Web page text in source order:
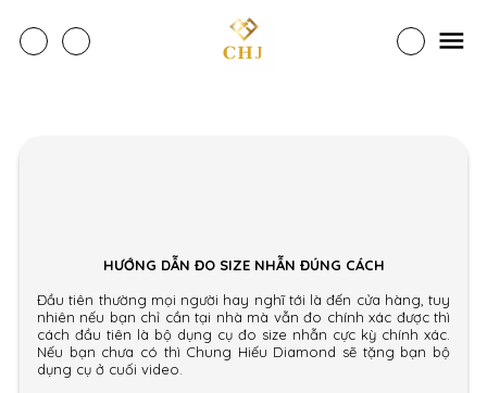
HƯỚNG DẪN ĐO SIZE NHẪN ĐÚNG CÁCH
Đầu tiên thường mọi người hay nghĩ tới là đến cửa hàng, tuy
nhiên nếu bạn chỉ cần tại nhà mà vẫn đo chính xác được thì
cách đầu tiên là bộ dụng cụ đo size nhẫn cực kỳ chính xác.
Nếu bạn chưa có thì Chung Hiếu Diamond sẽ tặng bạn bộ
dụng cụ ở cuối video.